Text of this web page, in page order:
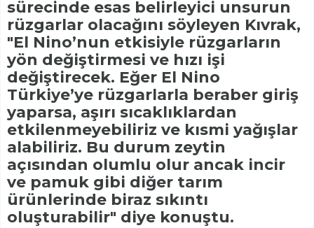
sürecinde esas belirleyici unsurun
rüzgarlar olacağını söyleyen Kıvrak,
"El Nino’nun etkisiyle rüzgarların
yön değiştirmesi ve hızı işi
değiştirecek. Eğer El Nino
Türkiye’ye rüzgarlarla beraber giriş
yaparsa, aşırı sıcaklıklardan
etkilenmeyebiliriz ve kısmi yağışlar
alabiliriz. Bu durum zeytin
açısından olumlu olur ancak incir
ve pamuk gibi diğer tarım
ürünlerinde biraz sıkıntı
oluşturabilir" diye konuştu.